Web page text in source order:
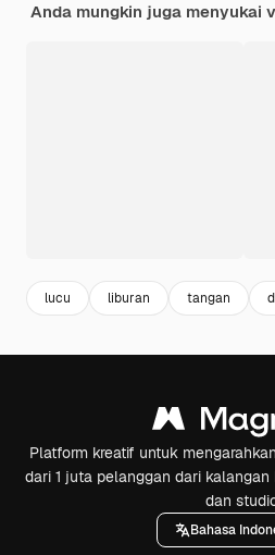
Anda mungkin juga menyukai
lucu liburan tangan
Platform kreatif untuk
dari 1 juta pelanggan dari kalangan
dan
Bahasa